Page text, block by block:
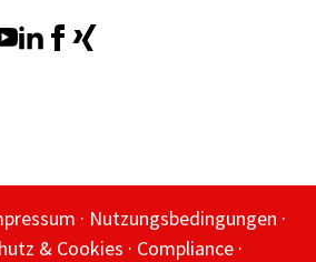
Nutzungsbedingungen
& Cookies Compliance